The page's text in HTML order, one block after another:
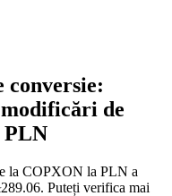
conversie:
de
PLN
la COPXON la PLN a
Puteți verifica mai